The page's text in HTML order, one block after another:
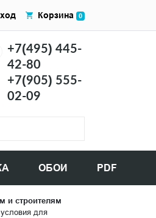
+7(495) 445-
42-80
+7(905) 555-
02-09
ОБОИ PDF
Корзина 0
и строителям
для